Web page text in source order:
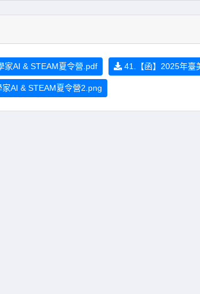
家AI & STEAM夏令營.pdf 41.【函】2025年臺
AI & STEAM夏令營2.png